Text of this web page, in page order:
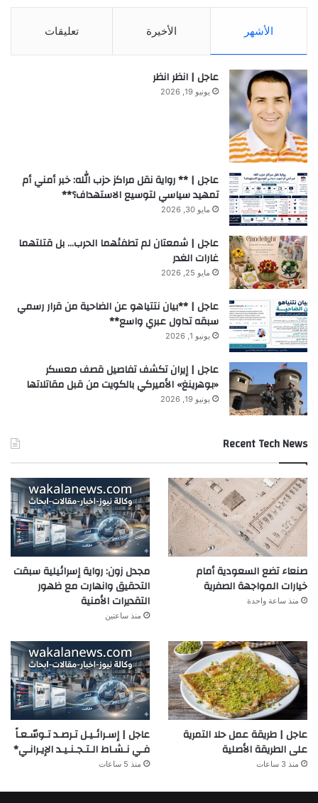
الأشهر الأخيرة تعليقات
عاجل | انظر انظر
يونيو 19, 2026
عاجل | ** رواية نقل مراكز حزب الله: خبر أمني أم
تمهيد سياسي لتوسيع الاستهداف؟**
مايو 30, 2026
عاجل | شمعتان لم تطفئهما الحرب… بل قتلتهما
غارات الغدر
مايو 25, 2026
عاجل | **بيان نتتياهو عن الضاحية من قرار رسمي
سبقه تداول عبري واسع**
يونيو 1, 2026
عاجل | إيران تكشف تفاصيل قصف معسكر
«بوهرينغ» الأميركي بالكويت من قبل مقاتلاتها
يونيو 19, 2026
Recent Tech News
صنعاء تضع السعودية أمام
خيارات المواجهة الصفرية
منذ ساعة واحدة
مجدل زون: رواية إسرائيلية سبقت
التحقيق وانهارت مع ظهور
التقديرات الأمنية
منذ ساعتين
عاجل | طريقة عمل حلا التمرية
على الطريقة الأصلية
منذ 3 ساعات
عاجل | إسـرائـيـل تـرصـد تـوسّـعـاً
فـي نـشـاط الـتـجـنـيـد الإيـرانـي*
منذ 5 ساعات